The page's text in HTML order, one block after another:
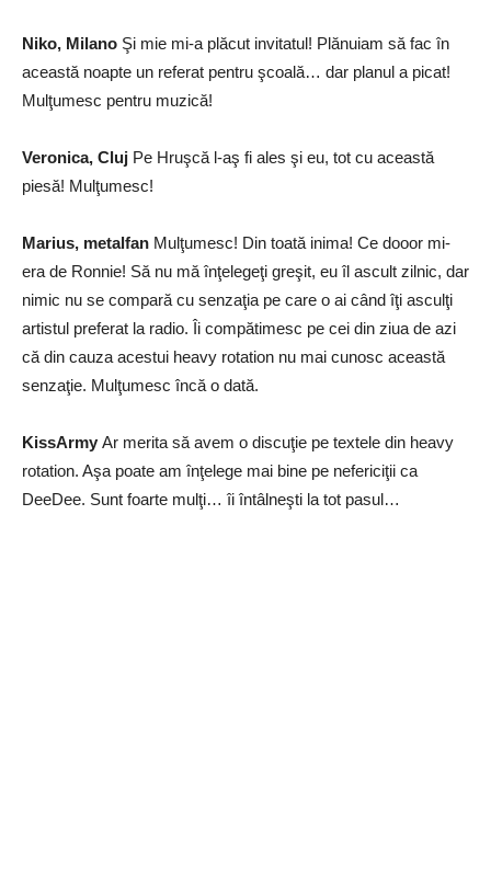
Niko, Milano Şi mie mi-a plăcut invitatul! Plănuiam să fac în
această noapte un referat pentru şcoală… dar planul a picat!
Mulţumesc pentru muzică!
Veronica, Cluj Pe Hruşcă l-aş fi ales şi eu, tot cu această
piesă! Mulţumesc!
Marius, metalfan Mulţumesc! Din toată inima! Ce dooor mi-
era de Ronnie! Să nu mă înţelegeţi greşit, eu îl ascult zilnic, dar
nimic nu se compară cu senzaţia pe care o ai când îţi asculţi
artistul preferat la radio. Îi compătimesc pe cei din ziua de azi
că din cauza acestui heavy rotation nu mai cunosc această
senzaţie. Mulţumesc încă o dată.
KissArmy Ar merita să avem o discuţie pe textele din heavy
rotation. Aşa poate am înţelege mai bine pe nefericiţii ca
DeeDee. Sunt foarte mulţi… îi întâlneşti la tot pasul…